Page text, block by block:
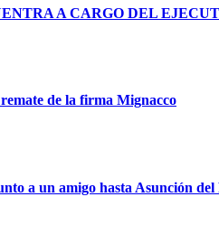
A CARGO DEL
de la firma Mignacco
a un amigo hasta Asunción del